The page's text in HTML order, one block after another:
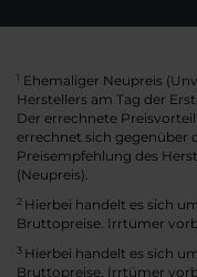
1 Ehemaliger Neupreis
Herstellers am Tag der
Der errechnete
errechnet sich gegenüber
Preisempfehlung des
(Neupreis).
2 Hierbei handelt es sich
Bruttopreise. Irrtümer
3 Hierbei handelt es sich
Bruttopreise. Irrtümer